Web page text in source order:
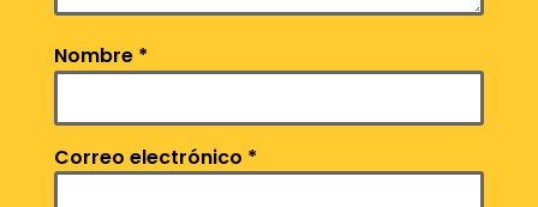
Nombre *
Correo electrónico *